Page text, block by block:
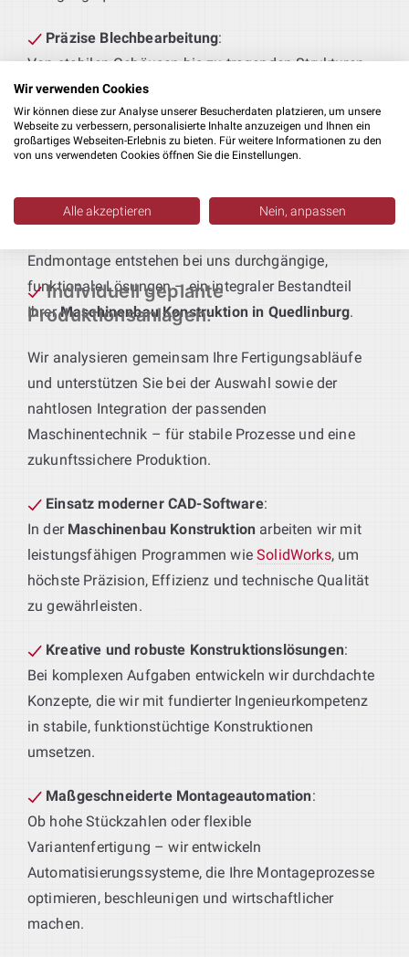
Präzise Blechbearbeitung:
Von stabilen Gehäusen bis zu tragenden Strukturen –
wir entwickeln Blechbauteile, die genau auf Ihre
Fertigungsabläufe und Qualitätsstandards
abgestimmt sind.
Sie definieren das Produkt – wir liefern die passende
Endmontage entstehen bei uns durchgängige,
funktionale Lösungen – ein integraler Bestandteil
IhrerMaschinenbau Konstruktion in Quedlinburg.
Individuell geplante
Produktionsanlagen:
Wir analysieren gemeinsam Ihre Fertigungsabläufe
und unterstützen Sie bei der Auswahl sowie der
nahtlosen Integration der passenden
Maschinentechnik – für stabile Prozesse und eine
zukunftssichere Produktion.
Einsatz moderner CAD-Software:
In der Maschinenbau Konstruktion arbeiten wir mit
leistungsfähigen Programmen wieSolidWorks, um
höchste Präzision, Effizienz und technische Qualität
zu gewährleisten.
Kreative und robuste Konstruktionslösungen:
Bei komplexen Aufgaben entwickeln wir durchdachte
Konzepte, die wir mit fundierter Ingenieurkompetenz
in stabile, funktionstüchtige Konstruktionen
umsetzen.
Maßgeschneiderte Montageautomation:
Ob hohe Stückzahlen oder flexible
Variantenfertigung – wir entwickeln
Automatisierungssysteme, die Ihre Montageprozesse
optimieren, beschleunigen und wirtschaftlicher
machen.
Wir verwenden Cookies
Wir können diese zur Analyse unserer Besucherdaten platzieren, um unsere
Webseite zu verbessern, personalisierte Inhalte anzuzeigen und Ihnen ein
großartiges Webseiten-Erlebnis zu bieten. Für weitere Informationen zu den
von uns verwendeten Cookies öffnen Sie die Einstellungen.
Alle akzeptieren Nein, anpassen